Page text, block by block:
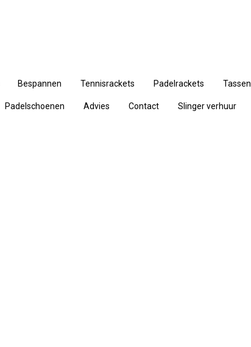
Bespannen Tennisrackets Padelrackets Tassen
Padelschoenen Advies Contact Slinger verhuur